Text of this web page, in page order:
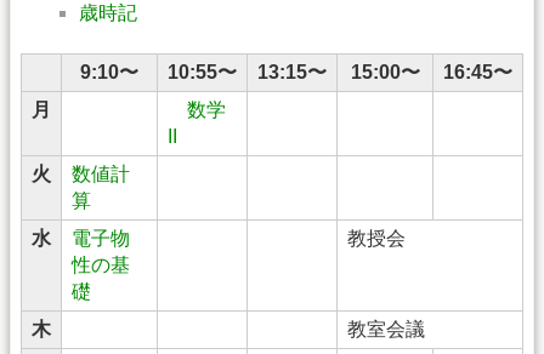
歳時記
9:10〜 10:55〜 13:15〜 15:00〜
16:45〜
月
数学
火
数値計
算
水
電子物
性の基
礎
教授会
木
教室会議